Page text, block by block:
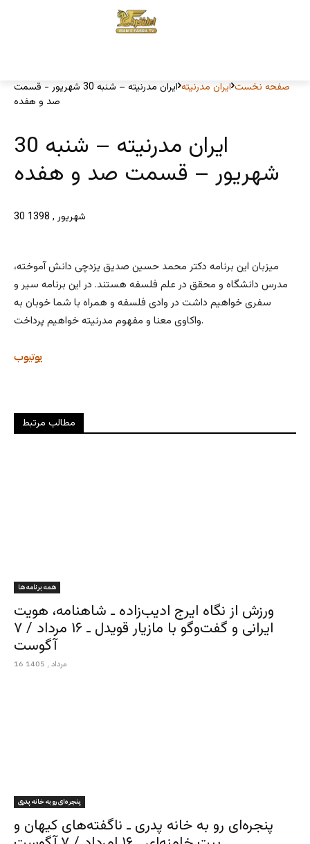
صفحه نخست ایران مدرنیته
ایران مدرنیته – شنبه 30 شهریور - قسمت
صد و هفده
ایران مدرنیته – شنبه 30
شهریور – قسمت صد و هفده
30 شهریور , 1398
میزبان این برنامه دکتر محمد حسین صدیق یزدچی دانش آموخته،
مدرس دانشگاه و محقق در علم فلسفه هستند. در این برنامه سیر و
سفری خواهیم داشت در وادی فلسفه و همراه با شما خوبان به
واکاوی معنا و مفهوم مدرنیته خواهیم پرداخت.
یوتیوب
مطالب مرتبط
همه برنامه ها
ورزش از نگاه ایرج ادیب‌زاده ـ شاهنامه، هویت
ایرانی و گفت‌وگو با مازیار قویدل ـ ۱۶ مرداد / ۷
آگوست
16 مرداد , 1405
پنجره‌ای رو به خانه پدری
پنجره‌ای رو به خانه پدری ـ ناگفته‌های کیهان و